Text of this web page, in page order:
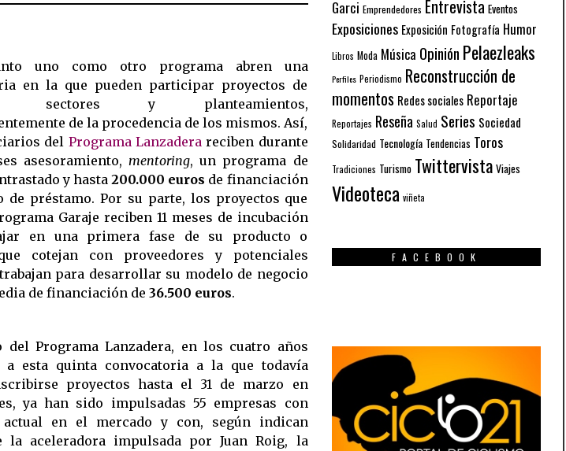
uno como otro programa abren una
en la que pueden participar proyectos de
sectores y planteamientos,
de la procedencia de los mismos. Así,
del Programa Lanzadera reciben durante
asesoramiento, mentoring, un programa de
y hasta 200.000 euros de financiación
de préstamo. Por su parte, los proyectos que
Garaje reciben 11 meses de incubación
en una primera fase de su producto o
cotejan con proveedores y potenciales
para desarrollar su modelo de negocio
de financiación de 36.500 euros.
del Programa Lanzadera, en los cuatro años
a esta quinta convocatoria a la que todavía
proyectos hasta el 31 de marzo en
ya han sido impulsadas 55 empresas con
actual en el mercado y con, según indican
la aceleradora impulsada por Juan Roig, la
Garci Emprendedores Entrevista Eventos
Exposiciones Exposición Fotografía Humor
Libros Moda Música Opinión Pelaezleaks
Perfiles Periodismo Reconstrucción de
momentos Redes sociales Reportaje
Reportajes Reseña Salud Series Sociedad
Solidaridad Tecnología Tendencias Toros
Tradiciones Turismo Twittervista Viajes
Videoteca viñeta
FACEBOOK